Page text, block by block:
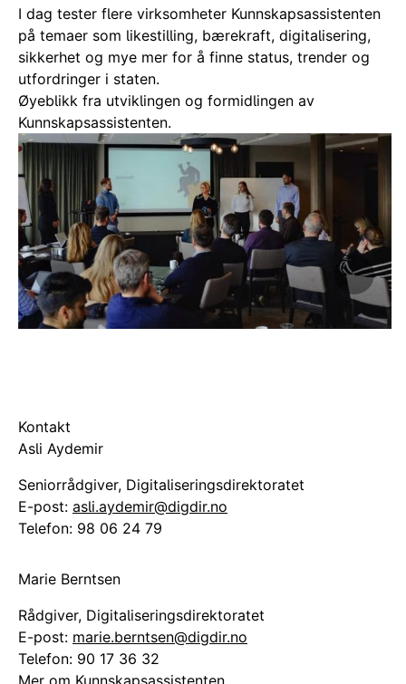
I dag tester flere virksomheter Kunnskapsassistenten
på temaer som likestilling, bærekraft, digitalisering,
sikkerhet og mye mer for å finne status, trender og
utfordringer i staten.
Øyeblikk fra utviklingen og formidlingen av
Kunnskapsassistenten.
Tilbake Neste
Kontakt
Asli Aydemir
Seniorrådgiver, Digitaliseringsdirektoratet
E-post: asli.aydemir@digdir.no
Telefon: 98 06 24 79
Marie Berntsen
Rådgiver, Digitaliseringsdirektoratet
E-post: marie.berntsen@digdir.no
Telefon: 90 17 36 32